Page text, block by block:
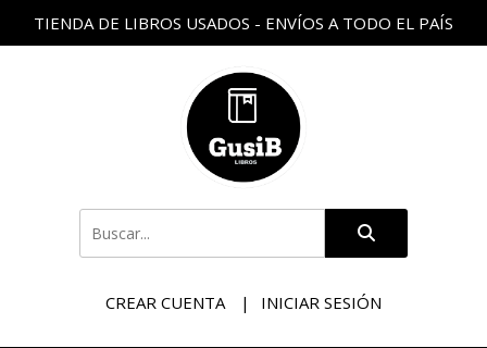
TIENDA DE LIBROS USADOS - ENVÍOS A TODO EL PAÍS
CREAR CUENTA INICIAR SESIÓN